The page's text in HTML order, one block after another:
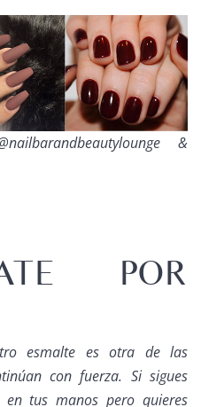
&
POR
esmalte es otra de las
con fuerza. Si sigues
tus manos pero quieres